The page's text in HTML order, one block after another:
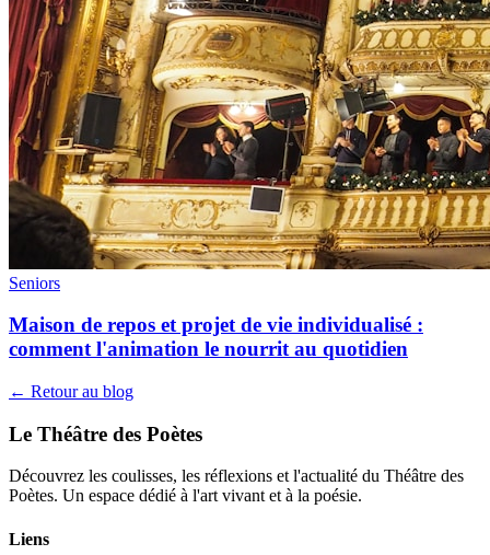
Seniors
Maison de repos et projet de vie individualisé :
comment l'animation le nourrit au quotidien
← Retour au blog
Le Théâtre des Poètes
Découvrez les coulisses, les réflexions et l'actualité du Théâtre des
Poètes. Un espace dédié à l'art vivant et à la poésie.
Liens